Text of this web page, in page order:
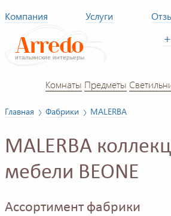
Компания Услуги
Комнаты Предметы
Главная Фабрики MALERBA
MALERBA
мебели BEONE
Ассортимент фабрики